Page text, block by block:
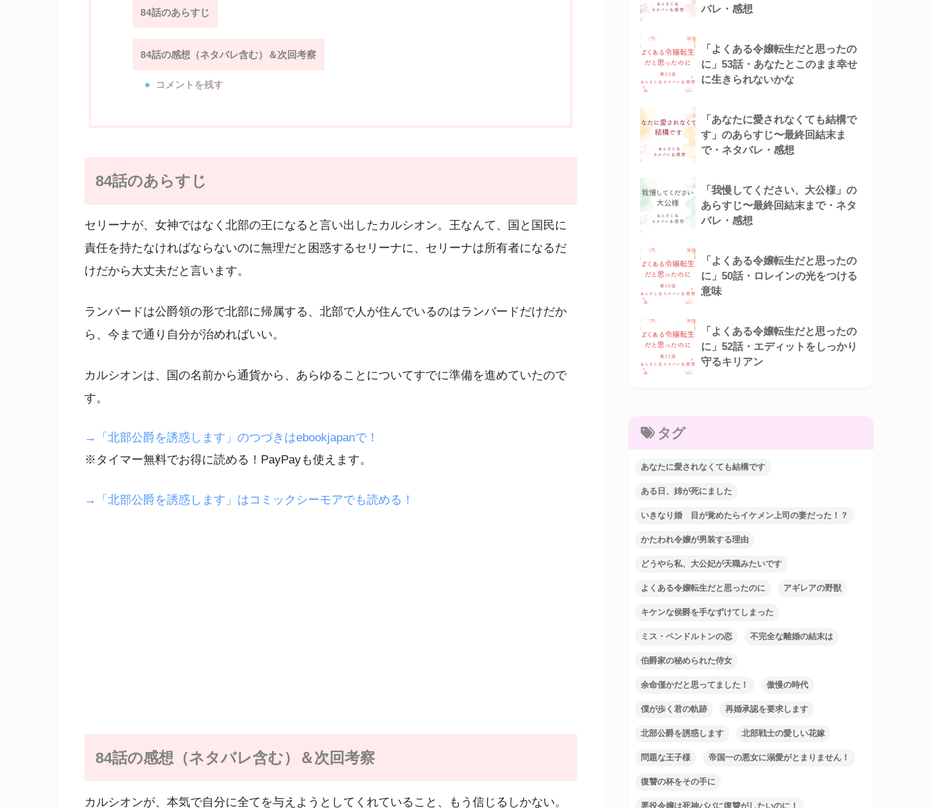
84話のあらすじ
84話の感想（ネタバレ含む）＆次回考察
コメントを残す
84話のあらすじ
セリーナが、女神ではなく北部の王になると言い出したカルシオン。王なんて、国と国民に
責任を持たなければならないのに無理だと困惑するセリーナに、セリーナは所有者になるだ
けだから大丈夫だと言います。
ランバードは公爵領の形で北部に帰属する、北部で人が住んでいるのはランバードだけだか
ら、今まで通り自分が治めればいい。
カルシオンは、国の名前から通貨から、あらゆることについてすでに準備を進めていたので
す。
→「北部公爵を誘惑します」のつづきはebookjapanで！
※タイマー無料でお得に読める！PayPayも使えます。
→「北部公爵を誘惑します」はコミックシーモアでも読める！
84話の感想（ネタバレ含む）＆次回考察
カルシオンが、本気で自分に全てを与えようとしてくれていること、もう信じるしかない。
バレ・感想
「よくある令嬢転生だと思ったの
に」53話・あなたとこのまま幸せ
に生きられないかな
「あなたに愛されなくても結構で
す」のあらすじ〜最終回結末ま
で・ネタバレ・感想
「我慢してください、大公様」の
あらすじ〜最終回結末まで・ネタ
バレ・感想
「よくある令嬢転生だと思ったの
に」50話・ロレインの光をつける
意味
「よくある令嬢転生だと思ったの
に」52話・エディットをしっかり
守るキリアン
タグ
あなたに愛されなくても結構です
ある日、姉が死にました
いきなり婚 目が覚めたらイケメン上司の妻だった！？
かたわれ令嬢が男装する理由
どうやら私、大公妃が天職みたいです
よくある令嬢転生だと思ったのに アギレアの野獣
キケンな侯爵を手なずけてしまった
ミス・ペンドルトンの恋 不完全な離婚の結末は
伯爵家の秘められた侍女
余命僅かだと思ってました！ 傲慢の時代
僕が歩く君の軌跡 再婚承認を要求します
北部公爵を誘惑します 北部戦士の愛しい花嫁
問題な王子様 帝国一の悪女に溺愛がとまりません！
復讐の杯をその手に
悪役令嬢は死神パパに復讐がしたいのに！